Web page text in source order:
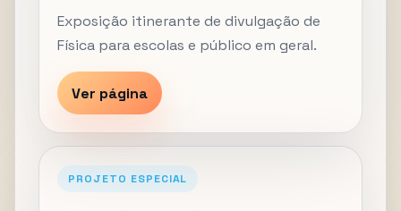
Exposição itinerante de divulgação de
Física para escolas e público em geral.
Ver página
PROJETO ESPECIAL